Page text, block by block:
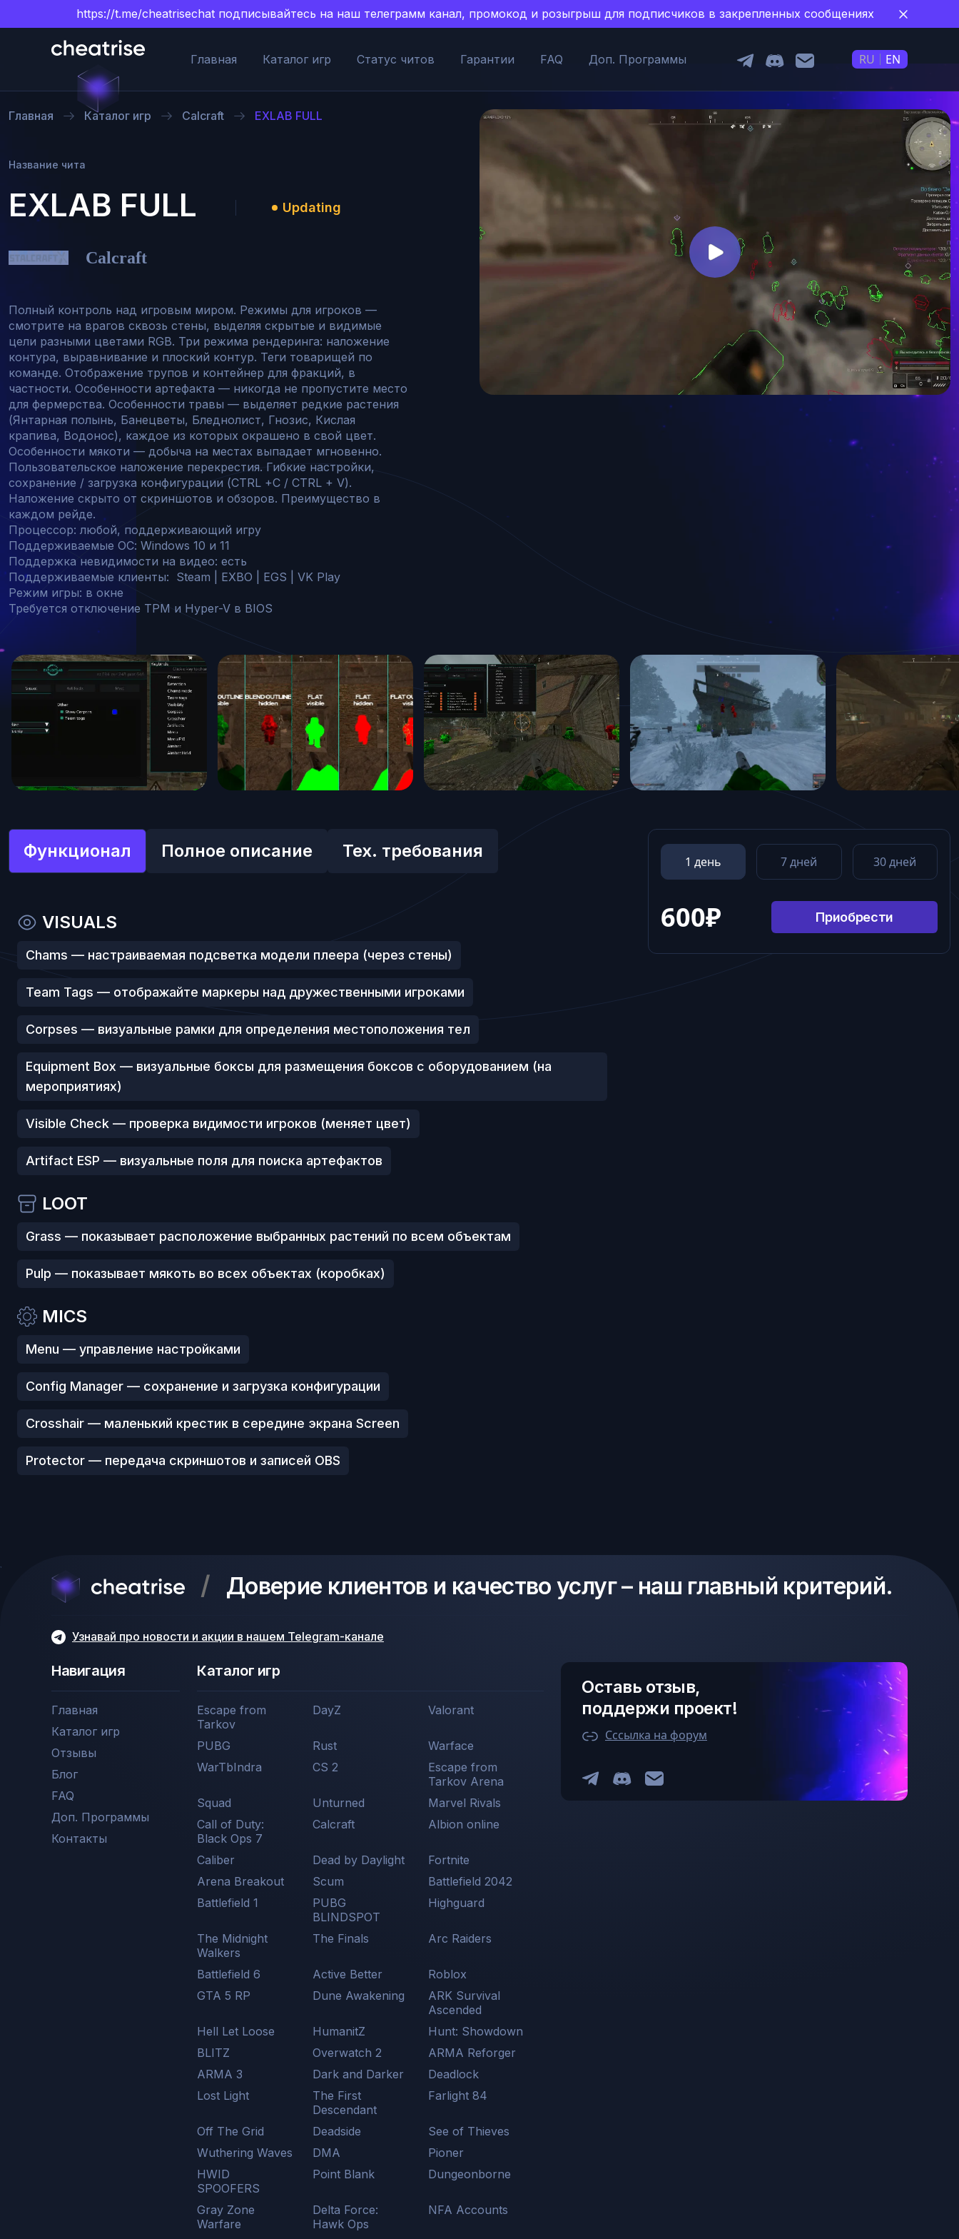
https://t.me/cheatrisechat подписывайтесь на наш телеграмм канал, промокод и розыгрыш для подписчиков в закрепленных сообщениях
Главная Каталог игр Статус читов Гарантии FAQ Доп. Программы RU EN
Главная Каталог игр Сalcraft EXLAB FULL
Название чита
EXLAB FULL Updating
Сalcraft
Полный контроль над игровым миром. Режимы для игроков —
смотрите на врагов сквозь стены, выделяя скрытые и видимые
цели разными цветами RGB. Три режима рендеринга: наложение
контура, выравнивание и плоский контур. Теги товарищей по
команде. Отображение трупов и контейнер для фракций, в
частности. Особенности артефакта — никогда не пропустите место
для фермерства. Особенности травы — выделяет редкие растения
(Янтарная полынь, Банецветы, Бледнолист, Гнозис, Кислая
крапива, Водонос), каждое из которых окрашено в свой цвет.
Особенности мякоти — добыча на местах выпадает мгновенно.
Пользовательское наложение перекрестия. Гибкие настройки,
сохранение / загрузка конфигурации (CTRL +C / CTRL + V).
Наложение скрыто от скриншотов и обзоров. Преимущество в
каждом рейде.
Процессор: любой, поддерживающий игру
Поддерживаемые ОС: Windows 10 и 11
Поддержка невидимости на видео: есть
Поддерживаемые клиенты:  Steam | EXBO | EGS | VK Play
Режим игры: в окне
Требуется отключение TPM и Hyper-V в BIOS
Функционал Полное описание Тех. требования
VISUALS
Chams — настраиваемая подсветка модели плеера (через стены)
Team Tags — отображайте маркеры над дружественными игроками
Corpses — визуальные рамки для определения местоположения тел
Equipment Box — визуальные боксы для размещения боксов с оборудованием (на
мероприятиях)
Visible Check — проверка видимости игроков (меняет цвет)
Artifact ESP — визуальные поля для поиска артефактов
LOOT
Grass — показывает расположение выбранных растений по всем объектам​
Pulp — показывает мякоть во всех объектах (коробках)
MICS
Menu — управление настройками
Config Manager — сохранение и загрузка конфигурации
Crosshair — маленький крестик в середине экрана Screen
Protector — передача скриншотов и записей OBS
1 день 7 дней 30 дней
600₽ Приобрести
/ Доверие клиентов и качество услуг – наш главный критерий.
Узнавай про новости и акции в нашем Telegram-канале
Навигация
Главная
Каталог игр
Отзывы
Блог
FAQ
Доп. Программы
Контакты
Каталог игр
Escape from
Tarkov
DayZ Valorant
PUBG Rust
Warface
WarTbIndra
CS 2
Escape from
Tarkov Arena
Squad
Unturned
Marvel Rivals
Call of Duty:
Black Ops 7
Сalcraft Albion online
Caliber Dead by Daylight
Fortnite
Arena Breakout
Scum
Battlefield 2042
Battlefield 1
PUBG
BLINDSPOT
Highguard
The Midnight
Walkers
The Finals Arc Raiders
Battlefield 6 Active Better
Roblox
GTA 5 RP
Dune Awakening
ARK Survival
Ascended
Hell Let Loose
HumanitZ
Hunt: Showdown
BLITZ
Overwatch 2
ARMA Reforger
ARMA 3
Dark and Darker
Deadlock
Lost Light
The First
Descendant
Farlight 84
Off The Grid Deadside
See of Thieves
Wuthering Waves
DMA
Pioner
HWID
SPOOFERS
Point Blank Dungeonborne
Gray Zone
Warfare
Delta Force:
Hawk Ops
NFA Accounts
Оставь отзыв,
поддержи проект!
Сссылка на форум